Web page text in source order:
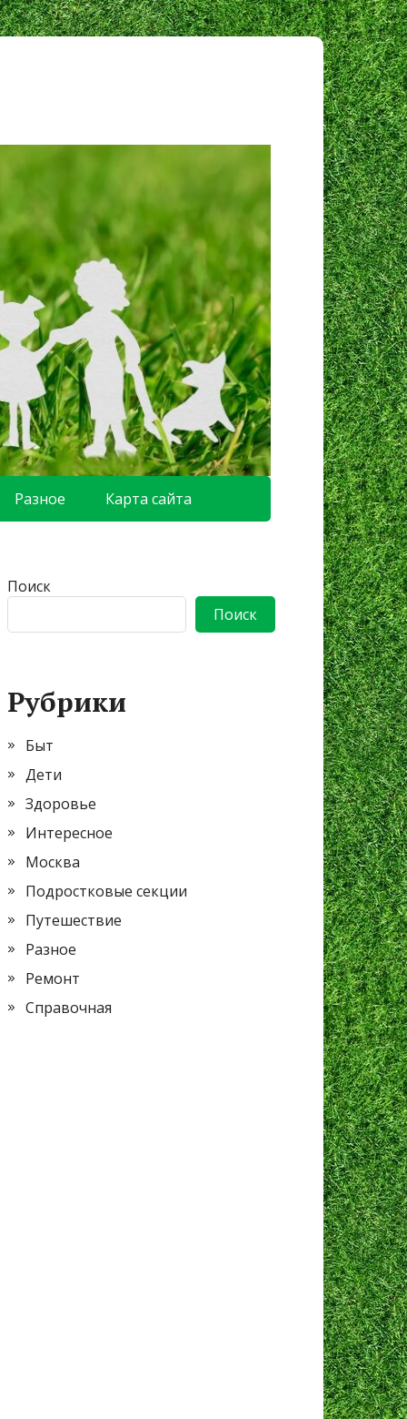
Разное Карта сайта
Поиск
Поиск
Рубрики
Быт
Дети
Здоровье
Интересное
Москва
Подростковые секции
Путешествие
Разное
Ремонт
Справочная